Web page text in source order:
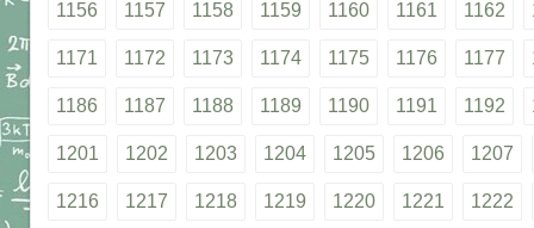
1156 1157 1158 1159 1160 1161 1162
1171 1172 1173 1174 1175 1176 1177
1186 1187 1188 1189 1190 1191 1192
1201 1202 1203 1204 1205 1206 1207
1216 1217 1218 1219 1220 1221 1222